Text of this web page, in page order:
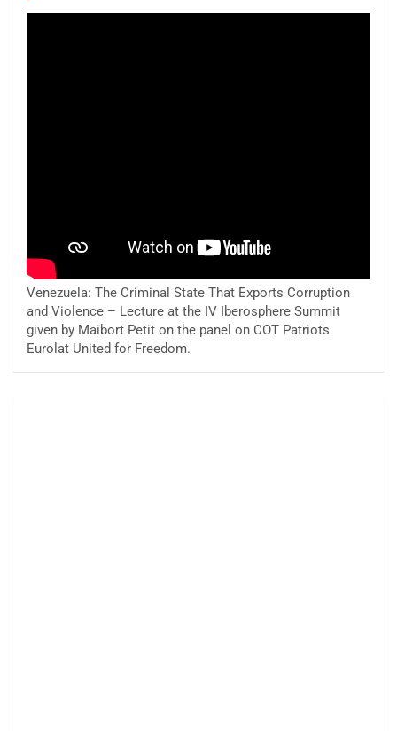
Venezuela: The Criminal State That Exports Corruption
and Violence – Lecture at the IV Iberosphere Summit
given by Maibort Petit on the panel on COT Patriots
Eurolat United for Freedom.